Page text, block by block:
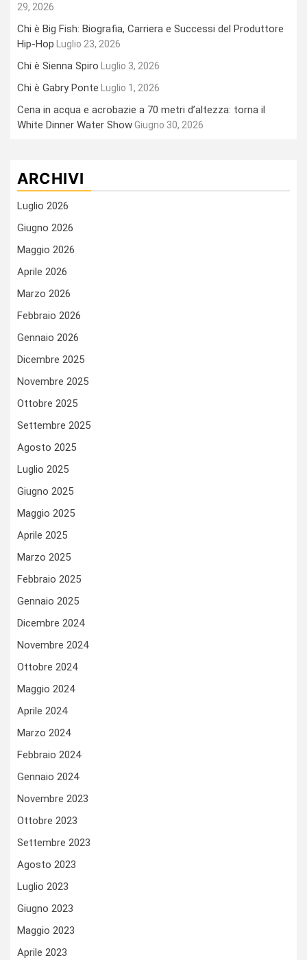
29, 2026
Chi è Big Fish: Biografia, Carriera e Successi del Produttore
Hip-Hop
Luglio 23, 2026
Chi è Sienna Spiro Luglio 3, 2026
Chi è Gabry Ponte Luglio 1, 2026
Cena in acqua e acrobazie a 70 metri d’altezza: torna il
White Dinner Water ShowGiugno 30, 2026
ARCHIVI
Luglio 2026
Giugno 2026
Maggio 2026
Aprile 2026
Marzo 2026
Febbraio 2026
Gennaio 2026
Dicembre 2025
Novembre 2025
Ottobre 2025
Settembre 2025
Agosto 2025
Luglio 2025
Giugno 2025
Maggio 2025
Aprile 2025
Marzo 2025
Febbraio 2025
Gennaio 2025
Dicembre 2024
Novembre 2024
Ottobre 2024
Maggio 2024
Aprile 2024
Marzo 2024
Febbraio 2024
Gennaio 2024
Novembre 2023
Ottobre 2023
Settembre 2023
Agosto 2023
Luglio 2023
Giugno 2023
Maggio 2023
Aprile 2023